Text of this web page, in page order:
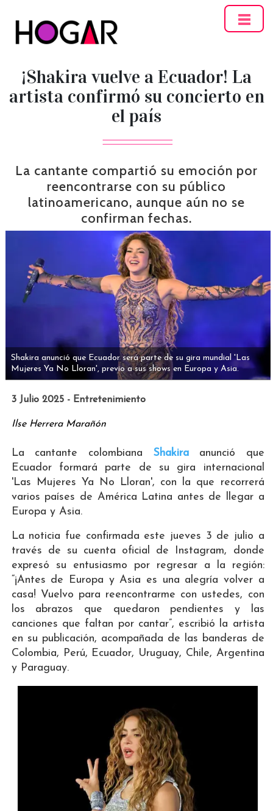
¡Shakira vuelve a Ecuador! La
artista confirmó su concierto en
el país
La cantante compartió su emoción por
reencontrarse con su público
latinoamericano, aunque aún no se
confirman fechas.
Shakira anunció que Ecuador será parte de su gira mundial 'Las
Mujeres Ya No Lloran', previo a sus shows en Europa y Asia.
3 Julio 2025 - Entretenimiento
Ilse Herrera Marañón
La cantante colombiana Shakiraanunció que
Ecuador formará parte de su gira internacional
'Las Mujeres Ya No Lloran', con la que recorrerá
varios países de América Latina antes de llegar a
Europa y Asia.
La noticia fue confirmada este jueves 3 de julio a
través de su cuenta oficial de Instagram, donde
expresó su entusiasmo por regresar a la región:
“¡Antes de Europa y Asia es una alegría volver a
casa! Vuelvo para reencontrarme con ustedes, con
los abrazos que quedaron pendientes y las
canciones que faltan por cantar”, escribió la artista
en su publicación, acompañada de las banderas de
Colombia, Perú, Ecuador, Uruguay, Chile, Argentina
y Paraguay.